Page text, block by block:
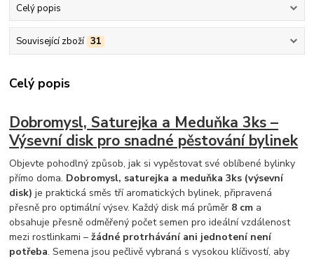
Celý popis
Související zboží 31
Celý popis
Dobromysl, Saturejka a Meduňka 3ks –
Výsevní disk pro snadné pěstování bylinek
Objevte pohodlný způsob, jak si vypěstovat své oblíbené bylinky
přímo doma. Dobromysl, saturejka a meduňka 3ks (výsevní
disk) je praktická směs tří aromatických bylinek, připravená
přesně pro optimální výsev. Každý disk má průměr 8 cm a
obsahuje přesně odměřený počet semen pro ideální vzdálenost
mezi rostlinkami –žádné protrhávání ani jednotení není
potřeba. Semena jsou pečlivě vybraná s vysokou klíčivostí, aby